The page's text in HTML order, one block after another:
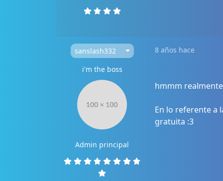
sanslash332
i'm the boss
8 años hace
Admin principal
hmmm
En lo referente a
gratuita :3